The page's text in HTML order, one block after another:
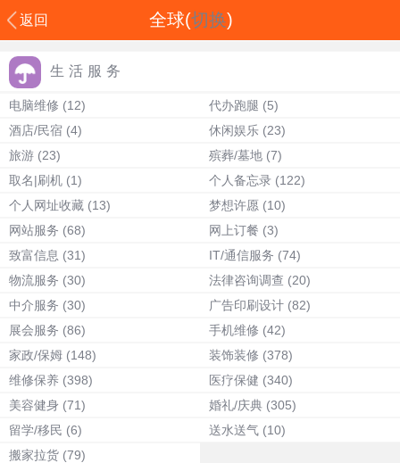
返回 全球(切换)
生活服务
电脑维修 (12) 代办跑腿 (5)
酒店/民宿 (4) 休闲娱乐 (23)
旅游 (23) 殡葬/墓地 (7)
取名|刷机 (1) 个人备忘录 (122)
个人网址收藏 (13) 梦想许愿 (10)
网站服务 (68) 网上订餐 (3)
致富信息 (31) IT/通信服务 (74)
物流服务 (30) 法律咨询调查 (20)
中介服务 (30) 广告印刷设计 (82)
展会服务 (86) 手机维修 (42)
家政/保姆 (148) 装饰装修 (378)
维修保养 (398) 医疗保健 (340)
美容健身 (71) 婚礼/庆典 (305)
留学/移民 (6) 送水送气 (10)
搬家拉货 (79)